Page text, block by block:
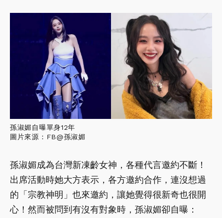
孫淑媚自曝單身12年
圖片來源：FB@孫淑媚
孫淑媚成為台灣新凍齡女神，各種代言邀約不斷！
出席活動時她大方表示，各方邀約合作，連沒想過
的「宗教神明」也來邀約，讓她覺得很新奇也很開
心！然而被問到有沒有對象時，孫淑媚卻自曝：